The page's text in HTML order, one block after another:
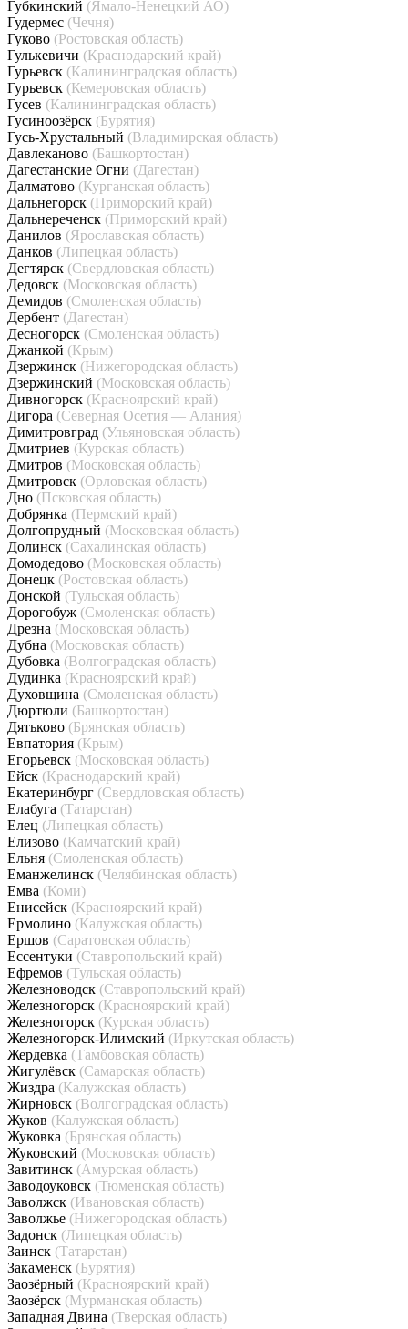
Губкинский (Ямало-Ненецкий АО)
Гудермес (Чечня)
Гуково (Ростовская область)
Гулькевичи (Краснодарский край)
Гурьевск (Калининградская область)
Гурьевск (Кемеровская область)
Гусев (Калининградская область)
Гусиноозёрск (Бурятия)
Гусь-Хрустальный (Владимирская область)
Давлеканово (Башкортостан)
Дагестанские Огни (Дагестан)
Далматово (Курганская область)
Дальнегорск (Приморский край)
Дальнереченск (Приморский край)
Данилов (Ярославская область)
Данков (Липецкая область)
Дегтярск (Свердловская область)
Дедовск (Московская область)
Демидов (Смоленская область)
Дербент (Дагестан)
Десногорск (Смоленская область)
Джанкой (Крым)
Дзержинск (Нижегородская область)
Дзержинский (Московская область)
Дивногорск (Красноярский край)
Дигора (Северная Осетия — Алания)
Димитровград (Ульяновская область)
Дмитриев (Курская область)
Дмитров (Московская область)
Дмитровск (Орловская область)
Дно (Псковская область)
Добрянка (Пермский край)
Долгопрудный (Московская область)
Долинск (Сахалинская область)
Домодедово (Московская область)
Донецк (Ростовская область)
Донской (Тульская область)
Дорогобуж (Смоленская область)
Дрезна (Московская область)
Дубна (Московская область)
Дубовка (Волгоградская область)
Дудинка (Красноярский край)
Духовщина (Смоленская область)
Дюртюли (Башкортостан)
Дятьково (Брянская область)
Евпатория (Крым)
Егорьевск (Московская область)
Ейск (Краснодарский край)
Екатеринбург (Свердловская область)
Елабуга (Татарстан)
Елец (Липецкая область)
Елизово (Камчатский край)
Ельня (Смоленская область)
Еманжелинск (Челябинская область)
Емва (Коми)
Енисейск (Красноярский край)
Ермолино (Калужская область)
Ершов (Саратовская область)
Ессентуки (Ставропольский край)
Ефремов (Тульская область)
Железноводск (Ставропольский край)
Железногорск (Красноярский край)
Железногорск (Курская область)
Железногорск-Илимский (Иркутская область)
Жердевка (Тамбовская область)
Жигулёвск (Самарская область)
Жиздра (Калужская область)
Жирновск (Волгоградская область)
Жуков (Калужская область)
Жуковка (Брянская область)
Жуковский (Московская область)
Завитинск (Амурская область)
Заводоуковск (Тюменская область)
Заволжск (Ивановская область)
Заволжье (Нижегородская область)
Задонск (Липецкая область)
Заинск (Татарстан)
Закаменск (Бурятия)
Заозёрный (Красноярский край)
Заозёрск (Мурманская область)
Западная Двина (Тверская область)